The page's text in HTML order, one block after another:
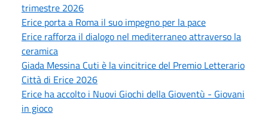
trimestre 2026
Erice porta a Roma il suo impegno per la pace
Erice rafforza il dialogo nel mediterraneo attraverso la
ceramica
Giada Messina Cuti è la vincitrice del Premio Letterario
Città di Erice 2026
Erice ha accolto i Nuovi Giochi della Gioventù - Giovani
in gioco